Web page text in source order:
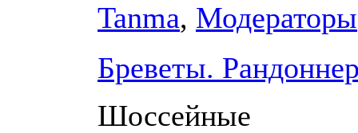
Tanma, Модераторы
Бреветы.
Шоссейные